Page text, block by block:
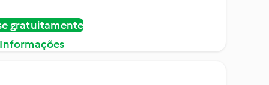
gratuitamente